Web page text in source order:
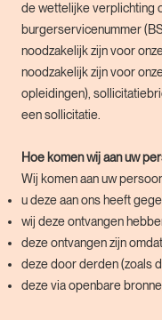
de wettelijke verplichting
burgerservicenummer
noodzakelijk zijn voor
noodzakelijk zijn voor
opleidingen),
een sollicitatie.
Hoe komen wij aan uw
Wij komen aan uw
u deze aan ons heeft
wij deze ontvangen
deze ontvangen zijn
deze door derden (zoals
deze via openbare